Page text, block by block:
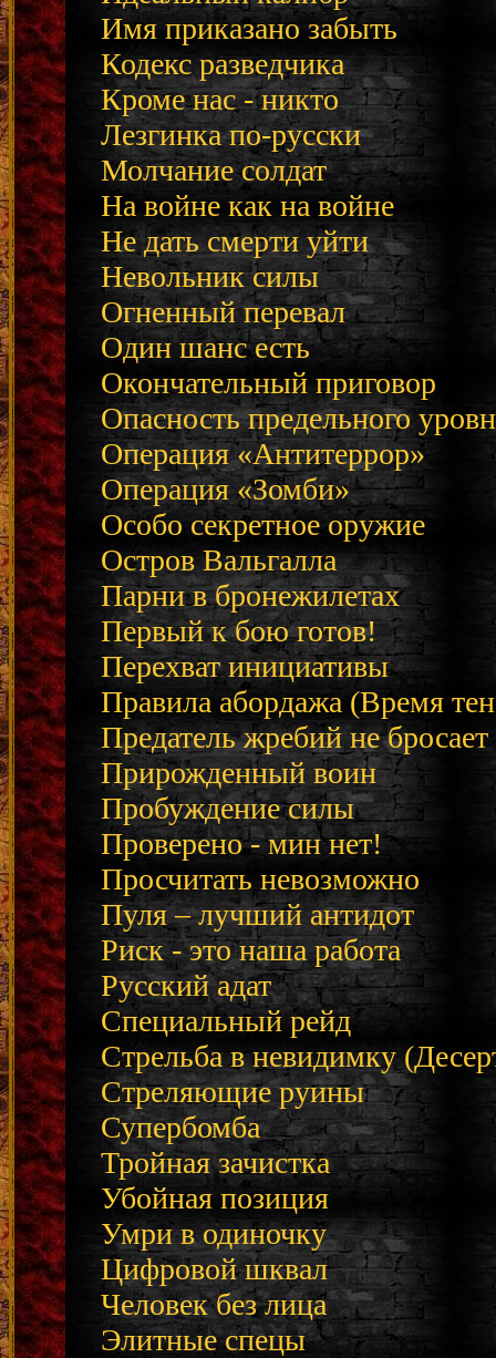
Имя приказано забыть
Кодекс разведчика
Кроме нас - никто
Лезгинка по-русски
Молчание солдат
На войне как на войне
Не дать смерти уйти
Невольник силы
Огненный перевал
Один шанс есть
Окончательный приговор
Опасность предельного
Операция «Антитеррор»
Операция «Зомби»
Особо секретное оружие
Остров Вальгалла
Парни в бронежилетах
Первый к бою готов!
Перехват инициативы
Правила абордажа (Время
Предатель жребий не бросает
Прирожденный воин
Пробуждение силы
Проверено - мин нет!
Просчитать невозможно
Пуля – лучший антидот
Риск - это наша работа
Русский адат
Специальный рейд
Стрельба в невидимку
Стреляющие руины
Супербомба
Тройная зачистка
Убойная позиция
Умри в одиночку
Цифровой шквал
Человек без лица
Элитные спецы